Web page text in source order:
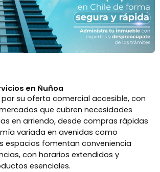
en Ñuñoa
su oferta comercial accesible, con
que cubren necesidades
en arriendo, desde compras rápidas
variada en avenidas como
espacios fomentan conveniencia
con horarios extendidos y
esenciales.